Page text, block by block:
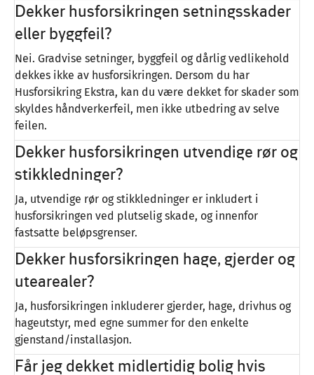
Dekker husforsikringen setningsskader
eller byggfeil?
Nei. Gradvise setninger, byggfeil og dårlig vedlikehold
dekkes ikke av husforsikringen. Dersom du har
Husforsikring Ekstra, kan du være dekket for skader som
skyldes håndverkerfeil, men ikke utbedring av selve
feilen.
Dekker husforsikringen utvendige rør og
stikkledninger?
Ja, utvendige rør og stikkledninger er inkludert i
husforsikringen ved plutselig skade, og innenfor
fastsatte beløpsgrenser.
Dekker husforsikringen hage, gjerder og
utearealer?
Ja, husforsikringen inkluderer gjerder, hage, drivhus og
hageutstyr, med egne summer for den enkelte
gjenstand/installasjon.
Får jeg dekket midlertidig bolig hvis